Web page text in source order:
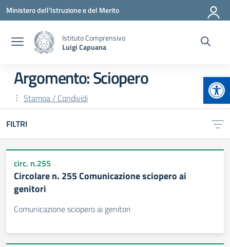
Vai ai contenuti
Vai al menu di navigazione
Vai al footer
Ministero dell'Istruzione e del Merito
Istituto Comprensivo
Luigi Capuana
Argomento: Sciopero
Stampa / Condividi
FILTRI
circ. n.255
Circolare n. 255 Comunicazione sciopero ai
genitori
Comunicazione sciopero ai genitori